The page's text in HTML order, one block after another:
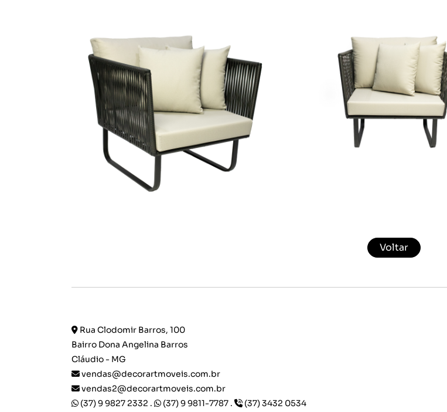
Voltar
Rua Clodomir Barros, 100
Bairro Dona Angelina Barros
Cláudio - MG
vendas@decorartmoveis.com.br
vendas2@decorartmoveis.com.br
(37) 9 9827 2332 .
(37) 9 9811-7787 . (37) 3432 0534